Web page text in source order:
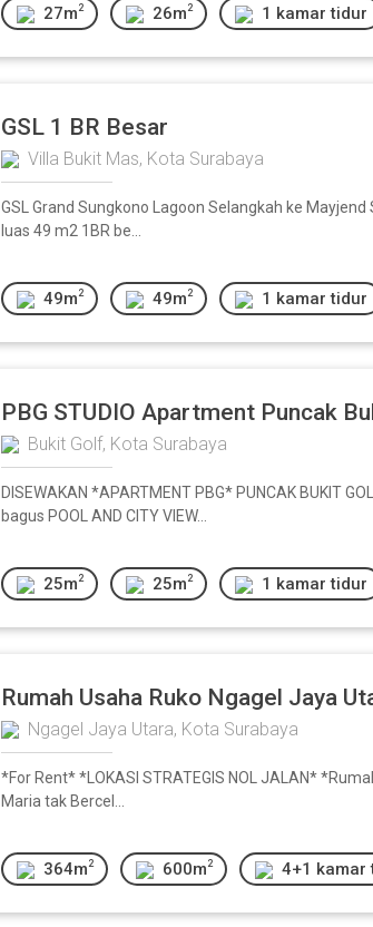
27m 2 26m 2 1 kamar tidur
GSL 1 BR Besar
Villa Bukit Mas, Kota Surabaya
GSL Grand Sungkono Lagoon Selangkah ke
luas 49 m2 1BR be...
49m 2 49m 2 1 kamar tidur
PBG STUDIO Apartment Puncak
Bukit Golf, Kota Surabaya
DISEWAKAN *APARTMENT PBG* PUNCAK BUKIT
bagus POOL AND CITY VIEW...
25m 2 25m 2 1 kamar tidur
Rumah Usaha Ruko Ngagel Jaya
Ngagel Jaya Utara, Kota Surabaya
*For Rent* *LOKASI STRATEGIS NOL JALAN*
Maria tak Bercel...
364m 2 600m 2 4+1 kamar